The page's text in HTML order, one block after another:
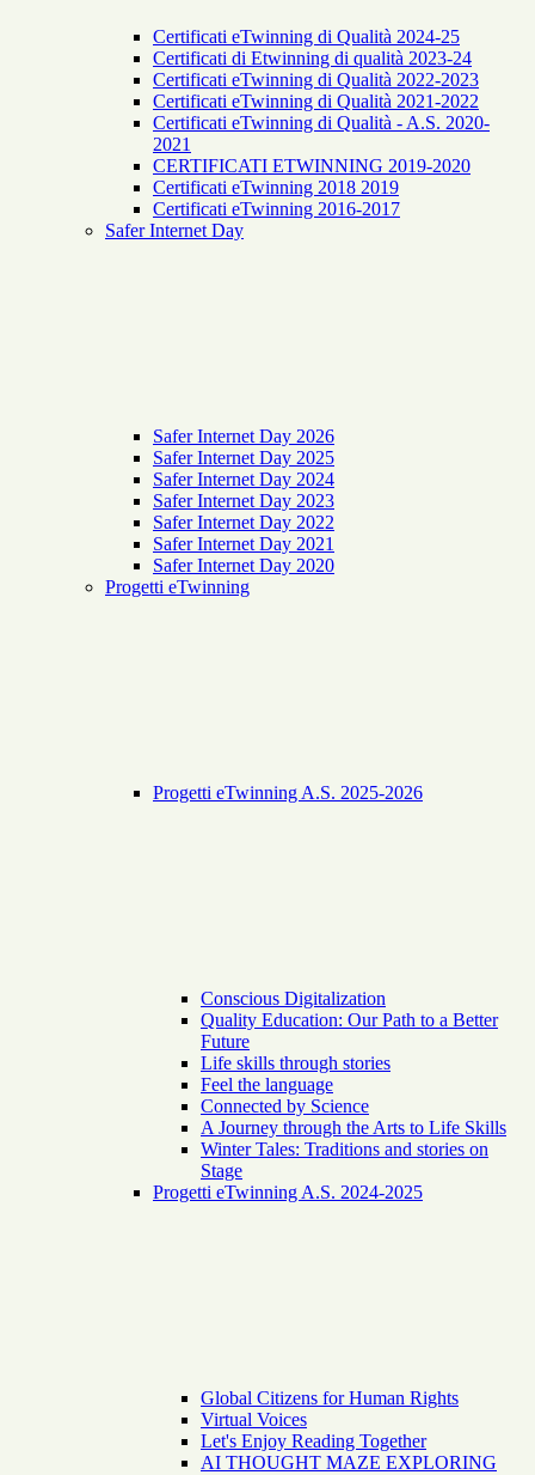
Certificati eTwinning di Qualità 2024-25
Certificati di Etwinning di qualità 2023-24
Certificati eTwinning di Qualità 2022-2023
Certificati eTwinning di Qualità 2021-2022
Certificati eTwinning di Qualità - A.S. 2020-
2021
CERTIFICATI ETWINNING 2019-2020
Certificati eTwinning 2018 2019
Certificati eTwinning 2016-2017
Safer Internet Day
Safer Internet Day 2026
Safer Internet Day 2025
Safer Internet Day 2024
Safer Internet Day 2023
Safer Internet Day 2022
Safer Internet Day 2021
Safer Internet Day 2020
Progetti eTwinning
Progetti eTwinning A.S. 2025-2026
Conscious Digitalization
Quality Education: Our Path to a Better
Future
Life skills through stories
Feel the language
Connected by Science
A Journey through the Arts to Life Skills
Winter Tales: Traditions and stories on
Stage
Progetti eTwinning A.S. 2024-2025
Global Citizens for Human Rights
Virtual Voices
Let's Enjoy Reading Together
AI THOUGHT MAZE EXPLORING